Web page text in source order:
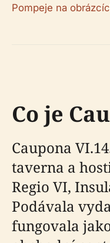
Pompeje na
Co je
Caupona
taverna a
Regio VI,
Podávala
fungovala